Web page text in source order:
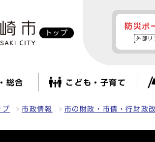
トップ
防災ポ
外部リ
総合 こども・子育て
プ 市政情報 市の財政・市債・行財政